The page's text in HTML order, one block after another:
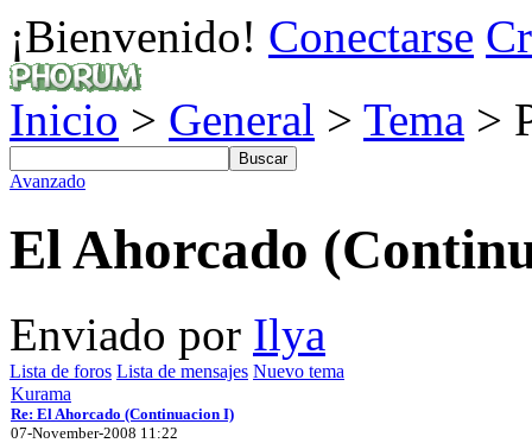
¡Bienvenido! Conectarse
Inicio > General > Tema >
Avanzado
El Ahorcado
Enviado por Ilya
Lista de foros Lista de mensajes Nuevo tema
Kurama
Re: El Ahorcado (Continuacion I)
07-November-2008 11:22